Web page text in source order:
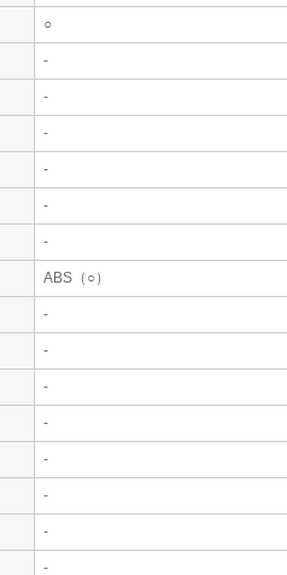
○
-
-
-
-
-
-
ABS（○）
-
-
-
-
-
-
-
-